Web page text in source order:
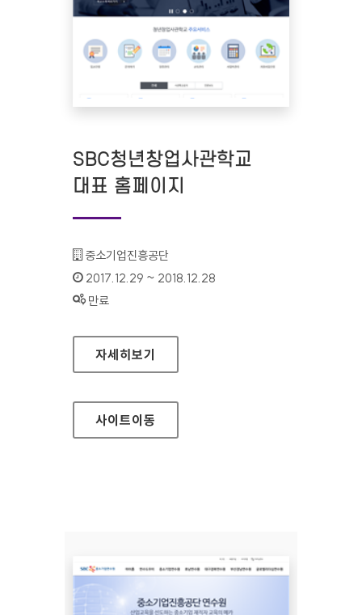
SBC청년창업사관학교​​​
대표 홈페이지
기관명 :
중소기업진흥공단 ​​​​​​
인증기간 :
2017.12.29 ~ 2018.12.28
상태 :
만료
SBC청년창업사관학교​​​ 대표 홈페이지
자세히보기
사이트이동